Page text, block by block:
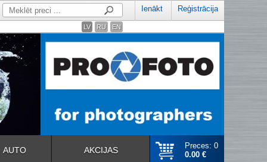
Ienākt Reģistrācija
LV RU EN
Preces: 0
0.00 €
AUTO AKCIJAS